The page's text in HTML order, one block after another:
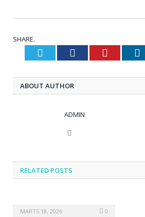
SHARE.
Twitter Facebook Pinterest
ABOUT AUTHOR
ADMIN
RELATED POSTS
MARTS 18, 2026 0